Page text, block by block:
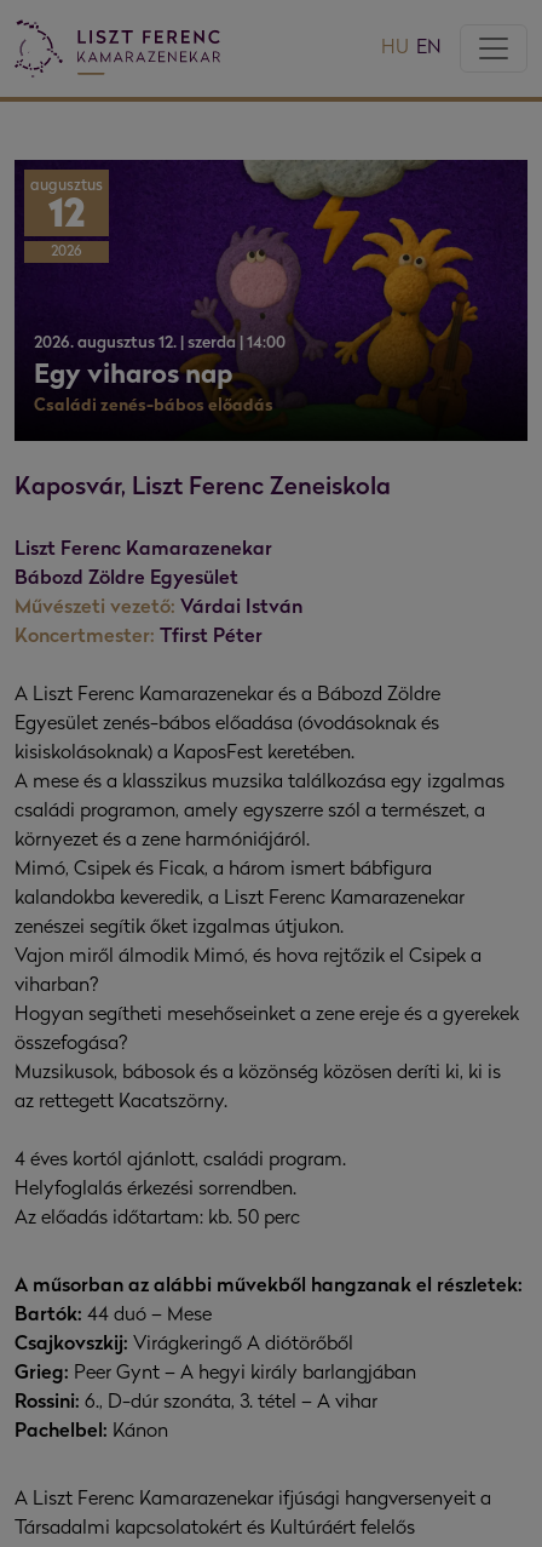
HU EN
augusztus
12
2026
2026. augusztus 12. | szerda | 14:00
Egy viharos nap
Családi zenés-bábos előadás
Kaposvár, Liszt Ferenc Zeneiskola
Liszt Ferenc Kamarazenekar
Bábozd Zöldre Egyesület
Művészeti vezető: Várdai István
Koncertmester: Tfirst Péter
A Liszt Ferenc Kamarazenekar és a Bábozd Zöldre
Egyesület zenés-bábos előadása (óvodásoknak és
kisiskolásoknak) a KaposFest keretében.
A mese és a klasszikus muzsika találkozása egy izgalmas
családi programon, amely egyszerre szól a természet, a
környezet és a zene harmóniájáról.
Mimó, Csipek és Ficak, a három ismert bábfigura
kalandokba keveredik, a Liszt Ferenc Kamarazenekar
zenészei segítik őket izgalmas útjukon.
Vajon miről álmodik Mimó, és hova rejtőzik el Csipek a
viharban?
Hogyan segítheti mesehőseinket a zene ereje és a gyerekek
összefogása?
Muzsikusok, bábosok és a közönség közösen deríti ki, ki is
az rettegett Kacatszörny.
4 éves kortól ajánlott, családi program.
Helyfoglalás érkezési sorrendben.
Az előadás időtartam: kb. 50 perc
A műsorban az alábbi művekből hangzanak el részletek:
Bartók: 44 duó – Mese
Csajkovszkij: Virágkeringő A diótörőből
Grieg: Peer Gynt – A hegyi király barlangjában
Rossini: 6., D-dúr szonáta, 3. tétel – A vihar
Pachelbel: Kánon
A Liszt Ferenc Kamarazenekar ifjúsági hangversenyeit a
Társadalmi kapcsolatokért és Kultúráért felelős